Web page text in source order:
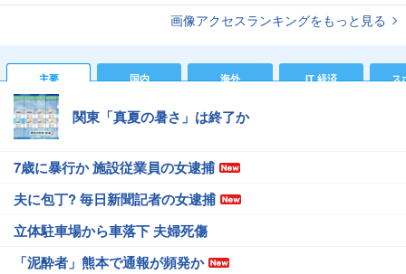
画像アクセスランキングをもっと見る
主要 国内 海外 IT 経済 ス
関東「真夏の暑さ」は終了か
7歳に暴行か 施設従業員の女逮捕
夫に包丁? 毎日新聞記者の女逮捕
立体駐車場から車落下 夫婦死傷
「泥酔者」熊本で通報が頻発か